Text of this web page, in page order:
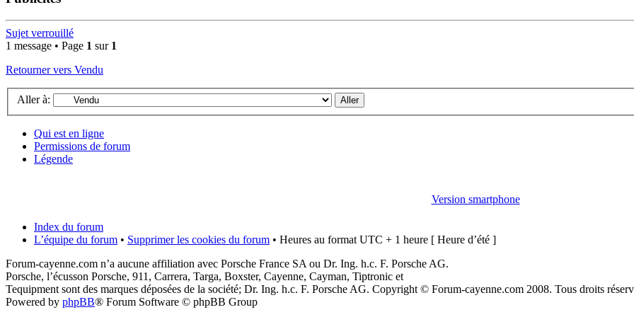
Sujet verrouillé
1 message • Page 1 sur 1
Retourner vers Vendu
Aller à:
Qui est en ligne
Permissions de forum
Légende
Version smartphone
Index du forum
L’équipe du forum • Supprimer les cookies du forum • Heures au format UTC + 1 heure [ Heure d’été ]
Forum-cayenne.com n’a aucune affiliation avec Porsche France SA ou Dr. Ing. h.c. F. Porsche AG.
Porsche, l’écusson Porsche, 911, Carrera, Targa, Boxster, Cayenne, Cayman, Tiptronic et
Tequipment sont des marques déposées de la société; Dr. Ing. h.c. F. Porsche AG. Copyright © Forum-cayenne.com 2008. Tous droits
Powered by phpBB® Forum Software © phpBB Group